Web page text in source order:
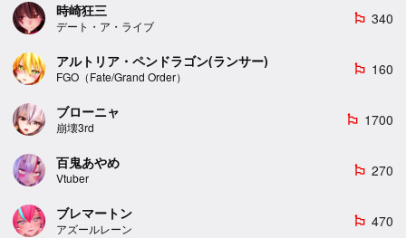
時崎狂三
デート・ア・ライブ
emoji_flags 340
アルトリア・ペンドラゴン(ランサー)
FGO（Fate/Grand Order）
emoji_flags 160
ブローニャ
崩壊3rd
emoji_flags 1700
百鬼あやめ
Vtuber
emoji_flags 270
ブレマートン
アズールレーン
emoji_flags 470